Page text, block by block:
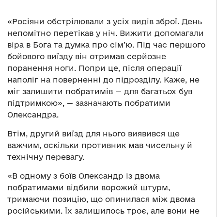
«Росіяни обстрілювали з усіх видів зброї. День
непомітно перетікав у ніч. Вижити допомагали
віра в Бога та думка про сім’ю. Під час першого
бойового виїзду він отримав серйозне
поранення ноги. Попри це, після операції
наполіг на поверненні до підрозділу. Каже, не
міг залишити побратимів — для багатьох був
підтримкою», — зазначають побратими
Олександра.
Втім, другий виїзд для нього виявився ще
важчим, оскільки противник мав чисельну й
технічну перевагу.
«В одному з боїв Олександр із двома
побратимами відбили ворожий штурм,
тримаючи позицію, що опинилася між двома
російськими. Їх залишилось троє, але вони не